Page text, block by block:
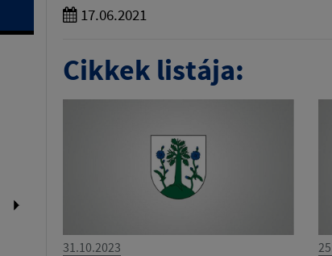
17.06.2021
Cikkek listája:
31.10.2023